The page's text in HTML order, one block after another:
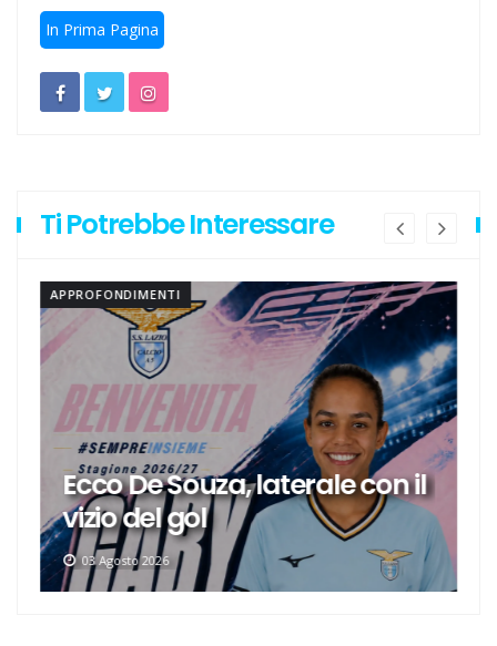
In Prima Pagina
Ti Potrebbe Interessare
APPROFONDIMENTI
Ecco De Souza, laterale con il
vizio del gol
03 Agosto 2026